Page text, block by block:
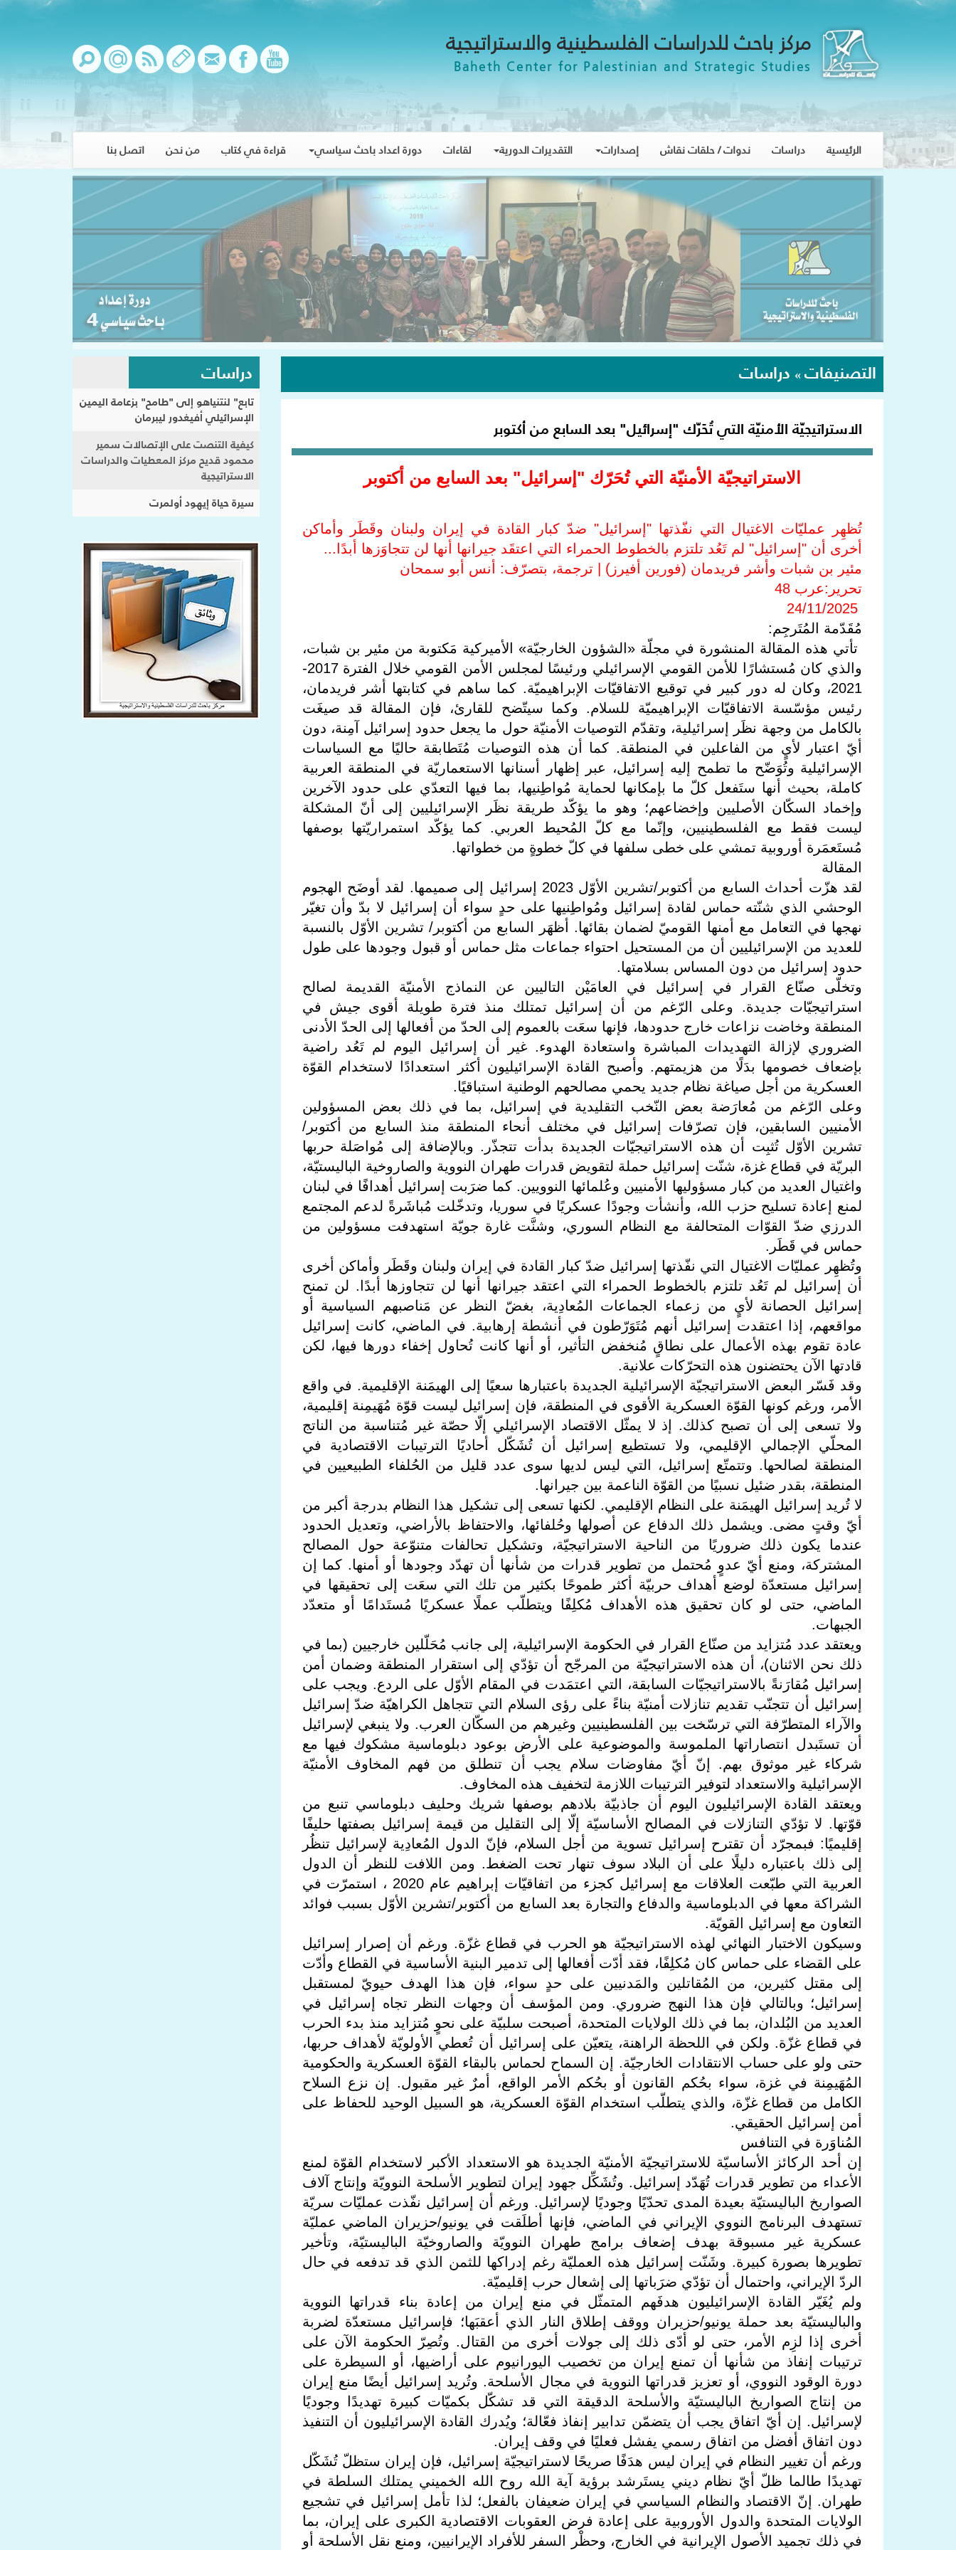
مركز باحث للدراسات الفلسطينية والاستراتيجية
Baheth Center for Palestinian and Strategic Studies
الرئيسية دراسات ندوات / حلقات نقاش إصدارات التقديرات الدورية لقاءات دورة اعداد باحث سياسي قراءة في كتاب من نحن اتصل بنا
التصنيفات » دراسات
الاستراتيجيّة الأمنيّة التي تُحَرّك "إسرائيل" بعد السابع من أكتوبر
الاستراتيجيّة الأمنيّة التي تُحَرّك "إسرائيل" بعد السابع من أكتوبر
تُظهِر عمليّات الاغتيال التي نفّذتها "إسرائيل" ضدّ كبار القادة في إيران ولبنان وقَطَر وأماكن
أخرى أن "إسرائيل" لم تَعُد تلتزم بالخطوط الحمراء التي اعتقَد جيرانها أنها لن تتجاوَزها أبدًا...
مئير بن شبات وأشر فريدمان (فورين أفيرز) | ترجمة، بتصرّف: أنس أبو سمحان
تحرير:عرب 48
مُقَدّمة المُتَرجِم:
تأتي هذه المقالة المنشورة في مجلّة «الشؤون الخارجيّة» الأميركية مَكتوبة من مئير بن شبات،
والذي كان مُستشارًا للأمن القومي الإسرائيلي ورئيسًا لمجلس الأمن القومي خلال الفترة 2017-
2021، وكان له دور كبير في توقيع الاتفاقيّات الإبراهيميّة. كما ساهم في كتابتها أشر فريدمان،
رئيس مؤسّسة الاتفاقيّات الإبراهيميّة للسلام. وكما سيتّضح للقارئ، فإن المقالة قد صيغَت
بالكامل من وجهة نظَر إسرائيلية، وتقدّم التوصيات الأمنيّة حول ما يجعل حدود إسرائيل آمِنة، دون
أيّ اعتبار لأيٍ من الفاعلين في المنطقة. كما أن هذه التوصيات مُتَطابقة حاليًا مع السياسات
الإسرائيلية وتُوَضّح ما تطمح إليه إسرائيل، عبر إظهار أسنانها الاستعماريّة في المنطقة العربية
كاملة، بحيث أنها ستَفعل كلّ ما بإمكانها لحماية مُواطِنيها، بما فيها التعدّي على حدود الآخرين
وإخماد السكّان الأصليين وإخضاعهم؛ وهو ما يؤكّد طريقة نظَر الإسرائيليين إلى أنّ المشكلة
ليست فقط مع الفلسطينيين، وإنّما مع كلّ المُحيط العربي. كما يؤكّد استمراريّتها بوصفها
مُستَعمَرة أوروبية تمشي على خطى سلفها في كلّ خطوةٍ من خطواتها.
المقالة
لقد هزّت أحداث السابع من أكتوبر/تشرين الأوّل 2023 إسرائيل إلى صميمها. لقد أوضَح الهجوم
الوحشي الذي شنّته حماس لقادة إسرائيل ومُواطِنيها على حدٍ سواء أن إسرائيل لا بدّ وأن تغيّر
نهجها في التعامل مع أمنها القوميّ لضمان بقائها. أظهَر السابع من أكتوبر/ تشرين الأوّل بالنسبة
للعديد من الإسرائيليين أن من المستحيل احتواء جماعات مثل حماس أو قبول وجودها على طول
حدود إسرائيل من دون المساس بسلامتها.
وتخلّى صنّاع القرار في إسرائيل في العامَيْن التاليين عن النماذج الأمنيّة القديمة لصالح
استراتيجيّات جديدة. وعلى الرّغم من أن إسرائيل تمتلك منذ فترة طويلة أقوى جيش في
المنطقة وخاضت نزاعات خارج حدودها، فإنها سعَت بالعموم إلى الحدّ من أفعالها إلى الحدّ الأدنى
الضروري لإزالة التهديدات المباشرة واستعادة الهدوء. غير أن إسرائيل اليوم لم تَعُد راضية
بإضعاف خصومها بدَلًا من هزيمتهم. وأصبح القادة الإسرائيليون أكثر استعدادًا لاستخدام القوّة
العسكرية من أجل صياغة نظام جديد يحمي مصالحهم الوطنية استباقيًا.
وعلى الرّغم من مُعارَضة بعض النّخب التقليدية في إسرائيل، بما في ذلك بعض المسؤولين
الأمنيين السابقين، فإن تصرّفات إسرائيل في مختلف أنحاء المنطقة منذ السابع من أكتوبر/
تشرين الأوّل تُثبِت أن هذه الاستراتيجيّات الجديدة بدأت تتجذّر. وبالإضافة إلى مُواصَلة حربها
البريّة في قطاع غزة، شنّت إسرائيل حملة لتقويض قدرات طهران النووية والصاروخية الباليستيّة،
واغتيال العديد من كبار مسؤوليها الأمنيين وعُلمائها النوويين. كما ضرَبت إسرائيل أهدافًا في لبنان
لمنع إعادة تسليح حزب الله، وأنشأت وجودًا عسكريًا في سوريا، وتدخّلت مُباشَرةً لدعم المجتمع
الدرزي ضدّ القوّات المتحالفة مع النظام السوري، وشنَّت غارة جويّة استهدفت مسؤولين من
حماس في قَطَر.
وتُظهِر عمليّات الاغتيال التي نفّذتها إسرائيل ضدّ كبار القادة في إيران ولبنان وقَطَر وأماكن أخرى
أن إسرائيل لم تَعُد تلتزم بالخطوط الحمراء التي اعتقد جيرانها أنها لن تتجاوزها أبدًا. لن تمنح
إسرائيل الحصانة لأيٍ من زعماء الجماعات المُعادِية، بغضّ النظر عن مَناصبهم السياسية أو
مواقعهم، إذا اعتقدت إسرائيل أنهم مُتَوَرّطون في أنشطة إرهابية. في الماضي، كانت إسرائيل
عادة تقوم بهذه الأعمال على نطاقٍ مُنخفض التأثير، أو أنها كانت تُحاول إخفاء دورها فيها، لكن
قادتها الآن يحتضنون هذه التحرّكات علانية.
وقد فَسّر البعض الاستراتيجيّة الإسرائيلية الجديدة باعتبارها سعيًا إلى الهيمَنة الإقليمية. في واقع
الأمر، ورغم كونها القوّة العسكرية الأقوى في المنطقة، فإن إسرائيل ليست قوّة مُهَيمِنة إقليمية،
ولا تسعى إلى أن تصبح كذلك. إذ لا يمثّل الاقتصاد الإسرائيلي إلّا حصّة غير مُتناسبة من الناتج
المحلّي الإجمالي الإقليمي، ولا تستطيع إسرائيل أن تُشَكّل أحاديًا الترتيبات الاقتصادية في
المنطقة لصالحها. وتتمتّع إسرائيل، التي ليس لديها سوى عدد قليل من الحُلفاء الطبيعيين في
المنطقة، بقدر ضئيل نسبيًا من القوّة الناعمة بين جيرانها.
لا تُريد إسرائيل الهيمَنة على النظام الإقليمي. لكنها تسعى إلى تشكيل هذا النظام بدرجة أكبر من
أيّ وقتٍ مضى. ويشمل ذلك الدفاع عن أصولها وحُلفائها، والاحتفاظ بالأراضي، وتعديل الحدود
عندما يكون ذلك ضروريًا من الناحية الاستراتيجيّة، وتشكيل تحالفات متنوّعة حول المصالح
المشتركة، ومنع أيّ عدوٍ مُحتمل من تطوير قدرات من شأنها أن تهدّد وجودها أو أمنها. كما إن
إسرائيل مستعدّة لوضع أهداف حربيّة أكثر طموحًا بكثير من تلك التي سعَت إلى تحقيقها في
الماضي، حتى لو كان تحقيق هذه الأهداف مُكلِفًا ويتطلّب عملًا عسكريًا مُستَدامًا أو متعدّد
الجبهات.
ويعتقد عدد مُتزايد من صنّاع القرار في الحكومة الإسرائيلية، إلى جانب مُحَلّلين خارجيين (بما في
ذلك نحن الاثنان)، أن هذه الاستراتيجيّة من المرجّح أن تؤدّي إلى استقرار المنطقة وضمان أمن
إسرائيل مُقارَنةً بالاستراتيجيّات السابقة، التي اعتمَدت في المقام الأوّل على الردع. ويجب على
إسرائيل أن تتجنّب تقديم تنازلات أمنيّة بناءً على رؤى السلام التي تتجاهل الكراهيّة ضدّ إسرائيل
والآراء المتطرّفة التي ترسّخت بين الفلسطينيين وغيرهم من السكّان العرب. ولا ينبغي لإسرائيل
أن تستَبدل انتصاراتها الملموسة والموضوعية على الأرض بوعود دبلوماسية مشكوك فيها مع
شركاء غير موثوق بهم. إنّ أيّ مفاوضات سلام يجب أن تنطلق من فهم المخاوف الأمنيّة
الإسرائيلية والاستعداد لتوفير الترتيبات اللازمة لتخفيف هذه المخاوف.
ويعتقد القادة الإسرائيليون اليوم أن جاذبيّة بلادهم بوصفها شريك وحليف دبلوماسي تنبع من
قوّتها. لا تؤدّي التنازلات في المصالح الأساسيّة إلّا إلى التقليل من قيمة إسرائيل بصفتها حليفًا
إقليميًا: فبمجرّد أن تقترح إسرائيل تسوية من أجل السلام، فإنّ الدول المُعادِية لإسرائيل تنظُر
إلى ذلك باعتباره دليلًا على أن البلاد سوف تنهار تحت الضغط. ومن اللافت للنظر أن الدول
العربية التي طبّعت العلاقات مع إسرائيل كجزء من اتفاقيّات إبراهيم عام 2020 ، استمرّت في
الشراكة معها في الدبلوماسية والدفاع والتجارة بعد السابع من أكتوبر/تشرين الأوّل بسبب فوائد
التعاون مع إسرائيل القويّة.
وسيكون الاختبار النهائي لهذه الاستراتيجيّة هو الحرب في قطاع غزّة. ورغم أن إصرار إسرائيل
على القضاء على حماس كان مُكلِفًا، فقد أدّت أفعالها إلى تدمير البنية الأساسية في القطاع وأدّت
إلى مقتل كثيرين، من المُقاتلين والمَدنيين على حدٍ سواء، فإن هذا الهدف حيويّ لمستقبل
إسرائيل؛ وبالتالي فإن هذا النهج ضروري. ومن المؤسف أن وجهات النظر تجاه إسرائيل في
العديد من البُلدان، بما في ذلك الولايات المتحدة، أصبحت سلبيّة على نحوٍ مُتزايد منذ بدء الحرب
في قطاع غزّة. ولكن في اللحظة الراهنة، يتعيّن على إسرائيل أن تُعطي الأولويّة لأهداف حربها،
حتى ولو على حساب الانتقادات الخارجيّة. إن السماح لحماس بالبقاء القوّة العسكرية والحكومية
المُهَيمِنة في غزة، سواء بحُكم القانون أو بحُكم الأمر الواقع، أمرٌ غير مقبول. إن نزع السلاح
الكامل من قطاع غزّة، والذي يتطلّب استخدام القوّة العسكرية، هو السبيل الوحيد للحفاظ على
أمن إسرائيل الحقيقي.
المُناوَرة في التنافس
إن أحد الركائز الأساسيّة للاستراتيجيّة الأمنيّة الجديدة هو الاستعداد الأكبر لاستخدام القوّة لمنع
الأعداء من تطوير قدرات تُهَدّد إسرائيل. وتُشَكِّل جهود إيران لتطوير الأسلحة النوويّة وإنتاج آلاف
الصواريخ الباليستيّة بعيدة المدى تحدّيًا وجوديًا لإسرائيل. ورغم أن إسرائيل نفّذت عمليّات سريّة
تستهدف البرنامج النووي الإيراني في الماضي، فإنها أطلَقت في يونيو/حزيران الماضي عمليّة
عسكرية غير مسبوقة بهدف إضعاف برامج طهران النوويّة والصاروخيّة الباليستيّة، وتأخير
تطويرها بصورة كبيرة. وشَنّت إسرائيل هذه العمليّة رغم إدراكها للثمن الذي قد تدفعه في حال
الردّ الإيراني، واحتمال أن تؤدّي ضرَباتها إلى إشعال حرب إقليميّة.
ولم يُغَيّر القادة الإسرائيليون هدفَهم المتمثّل في منع إيران من إعادة بناء قدراتها النووية
والباليستيّة بعد حملة يونيو/حزيران ووقف إطلاق النار الذي أعقبَها؛ فإسرائيل مستعدّة لضربة
أخرى إذا لزِم الأمر، حتى لو أدّى ذلك إلى جولات أخرى من القتال. وتُصِرّ الحكومة الآن على
ترتيبات إنفاذ من شأنها أن تمنع إيران من تخصيب اليورانيوم على أراضيها، أو السيطرة على
دورة الوقود النووي، أو تعزيز قدراتها النووية في مجال الأسلحة. وتُريد إسرائيل أيضًا منع إيران
من إنتاج الصواريخ الباليستيّة والأسلحة الدقيقة التي قد تشكّل بكميّات كبيرة تهديدًا وجوديًا
لإسرائيل. إن أيّ اتفاق يجب أن يتضمّن تدابير إنفاذ فعّالة؛ ويُدرك القادة الإسرائيليون أن التنفيذ
دون اتفاق أفضل من اتفاق رسمي يفشل فعليًا في وقف إيران.
ورغم أن تغيير النظام في إيران ليس هدَفًا صريحًا لاستراتيجيّة إسرائيل، فإن إيران ستظلّ تُشَكّل
تهديدًا طالما ظلّ أيّ نظام ديني يستَرشد برؤية آية الله روح الله الخميني يمتلك السلطة في
طهران. إنّ الاقتصاد والنظام السياسي في إيران ضعيفان بالفعل؛ لذا تأمل إسرائيل في تشجيع
الولايات المتحدة والدول الأوروبية على إعادة فرض العقوبات الاقتصادية الكبرى على إيران، بما
في ذلك تجميد الأصول الإيرانية في الخارج، وحظْر السفر للأفراد الإيرانيين، ومنع نقل الأسلحة أو
دراسات
تابع" لنتنياهو إلى "طامح" بزعامة اليمين
الإسرائيلي أفيغدور ليبرمان
كيفية التنصت على الإتصالات سمير
محمود قديح مركز المعطيات والدراسات
الاستراتيجية
سيرة حياة إيهود أولمرت